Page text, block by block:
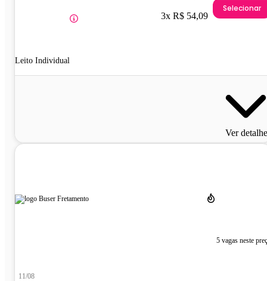
Leito Individual
3x R$ 54,09
Selecionar
Ver
5 vagas neste
11/08